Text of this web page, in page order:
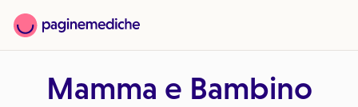
Mamma e Bambino